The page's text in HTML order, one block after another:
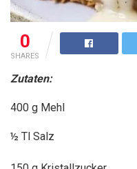
0
SHARES
Zutaten:
400 g Mehl
½ Tl Salz